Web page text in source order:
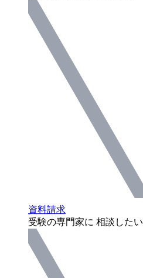
資料請求
受験の専門家に 相談したい